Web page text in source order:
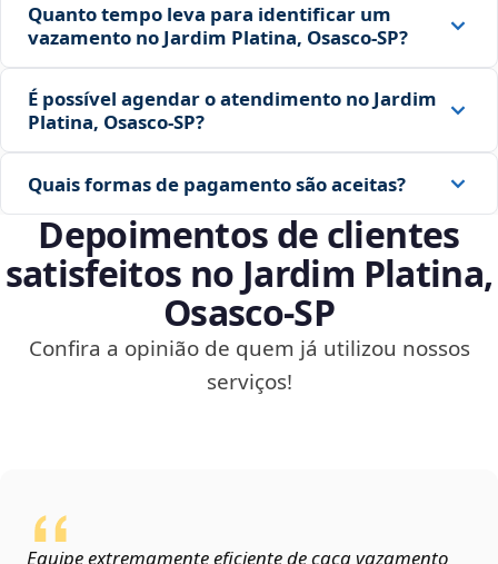
Quanto tempo leva para identificar um
vazamento no Jardim Platina, Osasco‑SP?
É possível agendar o atendimento no Jardim
Platina, Osasco‑SP?
Quais formas de pagamento são aceitas?
Depoimentos de clientes
satisfeitos no Jardim Platina,
Osasco‑SP
Confira a opinião de quem já utilizou nossos
serviços!
Equipe extremamente eficiente de caça vazamento